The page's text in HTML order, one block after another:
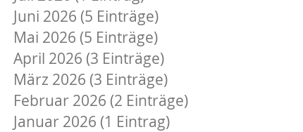
Juni 2026 (5 Einträge)
Mai 2026 (5 Einträge)
April 2026 (3 Einträge)
März 2026 (3 Einträge)
Februar 2026 (2 Einträge)
Januar 2026 (1 Eintrag)